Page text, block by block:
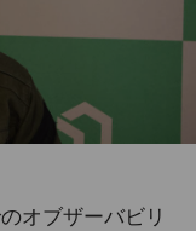
オブザーバビリ